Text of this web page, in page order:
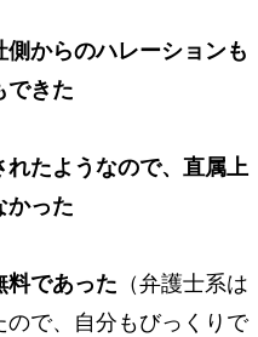
側からのハレーションも
できた
れたようなので、直属上
かった
料であった （弁護士系は
で、自分もびっくりで